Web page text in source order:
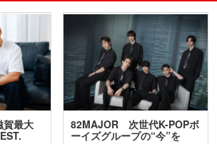
賀最大
82MAJOR 次世代K-POPボ
ーイズグループの“今”を